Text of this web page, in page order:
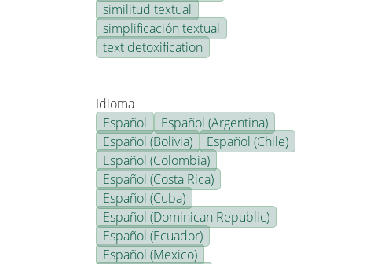
similitud textual
simplificación textual
text detoxification
Idioma
Español
Español (Argentina)
Español (Bolivia)
Español (Chile)
Español (Colombia)
Español (Costa Rica)
Español (Cuba)
Español (Dominican Republic)
Español (Ecuador)
Español (Mexico)